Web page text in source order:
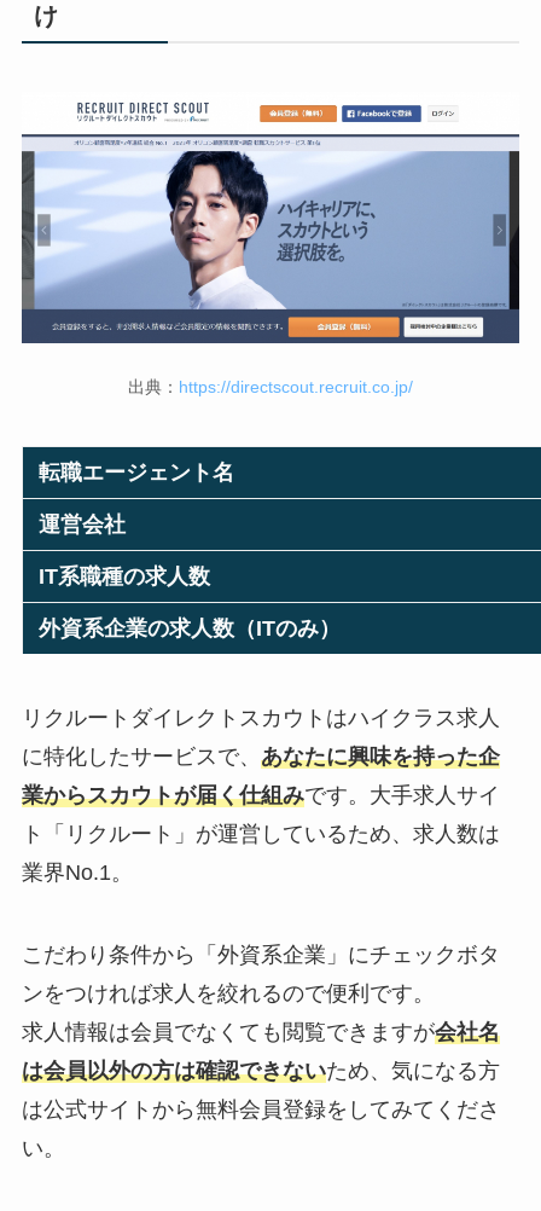
け
出典： https://directscout.recruit.co.jp/
転職エージェント名
運営会社
IT系職種の求人数
外資系企業の求人数（ITのみ）
リクルートダイレクトスカウトはハイクラス求人
に特化したサービスで、 あなたに興味を持った企
業からスカウトが届く仕組みです。大手求人サイ
ト「リクルート」が運営しているため、求人数は
業界No.1。
こだわり条件から「外資系企業」にチェックボタ
ンをつければ求人を絞れるので便利です。
求人情報は会員でなくても閲覧できますが会社名
は会員以外の方は確認できないため、気になる方
は公式サイトから無料会員登録をしてみてくださ
い。